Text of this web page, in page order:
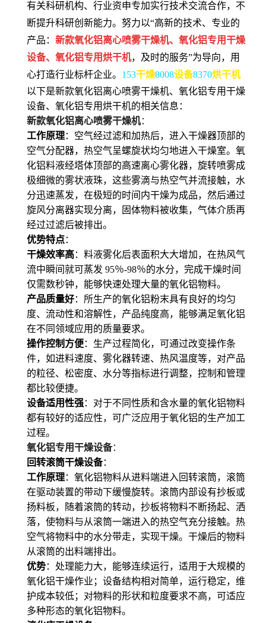
有关科研机构、行业资申专加实行技术交流合作，不
断提升科研创新能力。努力以“高新的技术、专业的
产品： 新款氧化铝离心喷雾干燥机、氧化铝专用干燥
设备、氧化铝专用烘干机，及时的服务”为导向，用
心打造行业标杆企业。 153干燥8008设备8370烘干机
以下是新款氧化铝离心喷雾干燥机、氧化铝专用干燥
设备、氧化铝专用烘干机的相关信息：
新款氧化铝离心喷雾干燥机：
工作原理：空气经过滤和加热后，进入干燥器顶部的
空气分配器，热空气呈螺旋状均匀地进入干燥室。氧
化铝料液经塔体顶部的高速离心雾化器，旋转喷雾成
极细微的雾状液珠，这些雾滴与热空气并流接触，水
分迅速蒸发，在极短的时间内干燥为成品，然后通过
旋风分离器实现分离，固体物料被收集，气体介质再
经过过滤后被排出。
优势特点：
干燥效率高：料液雾化后表面积大大增加，在热风气
流中瞬间就可蒸发 95％-98％的水分，完成干燥时间
仅需数秒钟，能够快速处理大量的氧化铝物料。
产品质量好：所生产的氧化铝粉末具有良好的均匀
度、流动性和溶解性，产品纯度高，能够满足氧化铝
在不同领域应用的质量要求。
操作控制方便：生产过程简化，可通过改变操作条
件，如进料速度、雾化器转速、热风温度等，对产品
的粒径、松密度、水分等指标进行调整，控制和管理
都比较便捷。
设备适用性强：对于不同性质和含水量的氧化铝物料
都有较好的适应性，可广泛应用于氧化铝的生产加工
过程。
氧化铝专用干燥设备：
回转滚筒干燥设备：
工作原理：氧化铝物料从进料端进入回转滚筒，滚筒
在驱动装置的带动下缓慢旋转。滚筒内部设有抄板或
扬料板，随着滚筒的转动，抄板将物料不断扬起、洒
落，使物料与从滚筒一端进入的热空气充分接触。热
空气将物料中的水分带走，实现干燥。干燥后的物料
从滚筒的出料端排出。
优势：处理能力大，能够连续运行，适用于大规模的
氧化铝干燥作业；设备结构相对简单，运行稳定，维
护成本较低；对物料的形状和粒度要求不高，可适应
多种形态的氧化铝物料。